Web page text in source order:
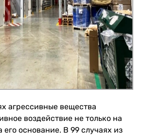
агрессивные вещества
воздействие не только на
его основание. В 99 случаях из